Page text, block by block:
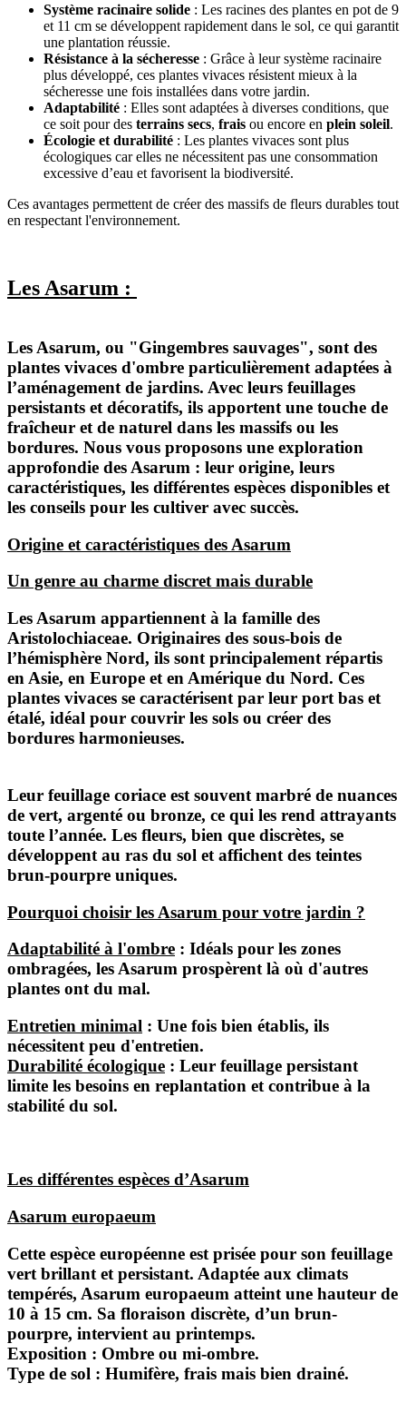
Système racinaire solide : Les racines des plantes en pot de 9
et 11 cm se développent rapidement dans le sol, ce qui garantit
une plantation réussie.
Résistance à la sécheresse : Grâce à leur système racinaire
plus développé, ces plantes vivaces résistent mieux à la
sécheresse une fois installées dans votre jardin.
Adaptabilité : Elles sont adaptées à diverses conditions, que
ce soit pour des terrains secs, frais ou encore en plein soleil.
Écologie et durabilité : Les plantes vivaces sont plus
écologiques car elles ne nécessitent pas une consommation
excessive d’eau et favorisent la biodiversité.
Ces avantages permettent de créer des massifs de fleurs durables tout
en respectant l'environnement.
Les Asarum :
Les Asarum, ou "Gingembres sauvages", sont des
plantes vivaces d'ombre particulièrement adaptées à
l’aménagement de jardins. Avec leurs feuillages
persistants et décoratifs, ils apportent une touche de
fraîcheur et de naturel dans les massifs ou les
bordures. Nous vous proposons une exploration
approfondie des Asarum : leur origine, leurs
caractéristiques, les différentes espèces disponibles et
les conseils pour les cultiver avec succès.
Origine et caractéristiques des Asarum
Un genre au charme discret mais durable
Les Asarum appartiennent à la famille des
Aristolochiaceae. Originaires des sous-bois de
l’hémisphère Nord, ils sont principalement répartis
en Asie, en Europe et en Amérique du Nord. Ces
plantes vivaces se caractérisent par leur port bas et
étalé, idéal pour couvrir les sols ou créer des
bordures harmonieuses.
Leur feuillage coriace est souvent marbré de nuances
de vert, argenté ou bronze, ce qui les rend attrayants
toute l’année. Les fleurs, bien que discrètes, se
développent au ras du sol et affichent des teintes
brun-pourpre uniques.
Pourquoi choisir les Asarum pour votre jardin ?
Adaptabilité à l'ombre : Idéals pour les zones
ombragées, les Asarum prospèrent là où d'autres
plantes ont du mal.
Entretien minimal : Une fois bien établis, ils
nécessitent peu d'entretien.
Durabilité écologique : Leur feuillage persistant
limite les besoins en replantation et contribue à la
stabilité du sol.
Les différentes espèces d’Asarum
Asarum europaeum
Cette espèce européenne est prisée pour son feuillage
vert brillant et persistant. Adaptée aux climats
tempérés, Asarum europaeum atteint une hauteur de
10 à 15 cm. Sa floraison discrète, d’un brun-
pourpre, intervient au printemps.
Exposition : Ombre ou mi-ombre.
Type de sol : Humifère, frais mais bien drainé.